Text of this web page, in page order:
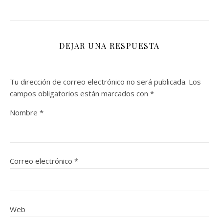
DEJAR UNA RESPUESTA
Tu dirección de correo electrónico no será publicada. Los
campos obligatorios están marcados con *
Nombre *
Correo electrónico *
Web